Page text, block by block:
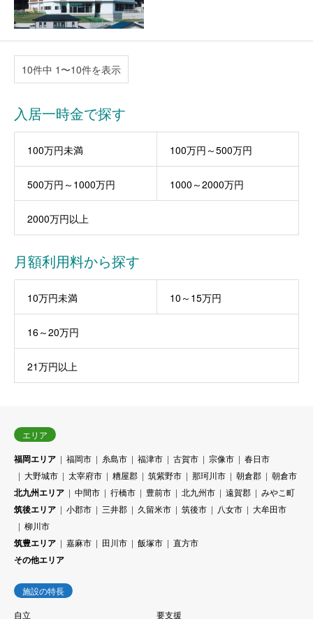
10件中 1〜10件を表示
入居一時金で探す
100万円未満 100万円～500万円
500万円～1000万円 1000～2000万円
2000万円以上
月額利用料から探す
10万円未満 10～15万円
16～20万円
21万円以上
エリア
福岡エリア 福岡市 糸島市 福津市 古賀市 宗像市
春日市
大野城市
太宰府市 糟屋郡 筑紫野市 那珂川市 朝倉郡 朝倉市
北九州エリア 中間市 行橋市 豊前市 北九州市 遠賀郡 みやこ町
筑後エリア 小郡市 三井郡 久留米市 筑後市 八女市
大牟田市
柳川市
筑豊エリア 嘉麻市 田川市 飯塚市 直方市
その他エリア
施設の特長
自立
要支援